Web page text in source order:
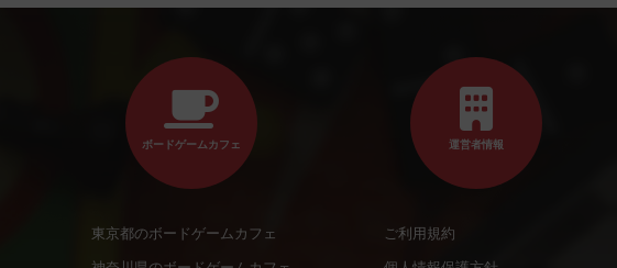
ボードゲームカフェ
東京都のボードゲームカフェ
運営者情報
ご利用規約